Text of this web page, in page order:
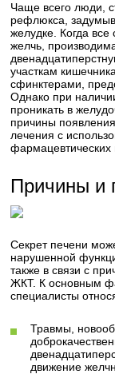
Чаще всего люди,
рефлюкса,
желудке. Когда
желчь,
участкам
сфинктерами,
Однако при
проникать в
причины
лечения с
фармацевтических
Причины и
Секрет печени
нарушенной
также в связи с
ЖКТ. К основным
специалисты
Травмы,
движение